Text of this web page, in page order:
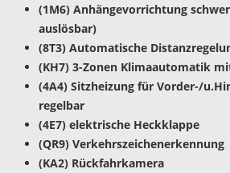
(1M6) Anhängevorrichtung
auslösbar)
(8T3) Automatische
(KH7) 3-Zonen Klimaautomatik
(4A4) Sitzheizung für Vorder-/
regelbar
(4E7) elektrische Heckklappe
(QR9) Verkehrszeichenerkennung
(KA2) Rückfahrkamera